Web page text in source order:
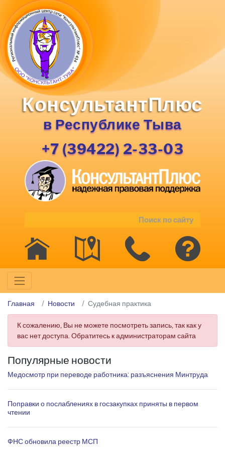
КонсультантПлюс
в Республике Тыва
+7 (39422) 2-33-03
Главная Новости Судебная практика
К сожалению, Вы не можете посмотреть запись, так как у
вас нет доступа. Обратитесь к администраторам сайта
Популярные новости
Медосмотр при переводе работника: разъяснения Минтруда
Поправки о послаблениях в госзакупках приняты в первом
чтении
ФНС обновила реестр МСП